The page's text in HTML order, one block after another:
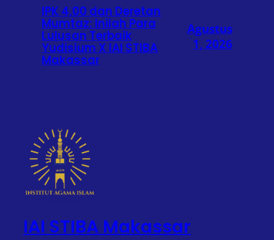
IPK 4,00 dan Deretan
Mumtaz: Inilah Para
Lulusan Terbaik
Yudisium X IAI STIBA
Makassar
Agustus
1, 2026
IAI STIBA Makassar